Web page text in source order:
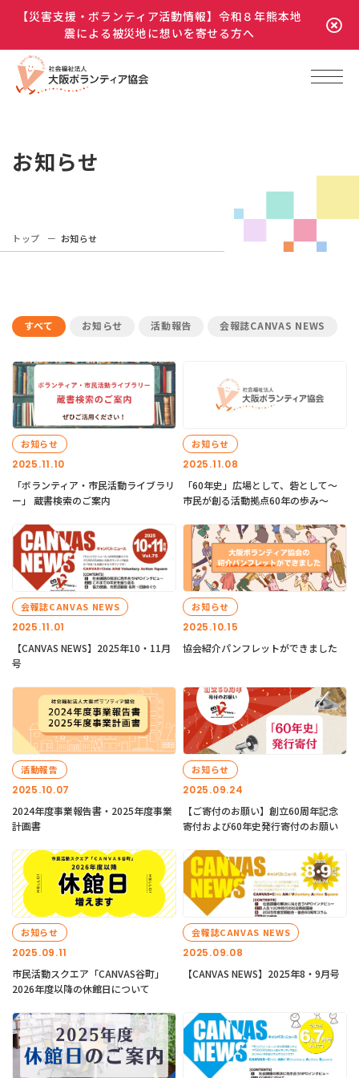
【災害支援・ボランティア活動情報】令和８年熊本地
震による被災地に想いを寄せる方へ
お知らせ
トップ お知らせ
すべて お知らせ 活動報告 会報誌CANVAS NEWS
2025.11.10
お知らせ
「ボランティア・市民活動ライブラリ
ー」 蔵書検索のご案内
2025.11.08
お知らせ
「60年史」広場として、砦として～
市民が創る活動拠点60年の歩み～
2025.11.01
会報誌CANVAS NEWS
【CANVAS NEWS】2025年10・11月
号
2025.10.15
お知らせ
協会紹介パンフレットができました
2025.10.07
活動報告
2024年度事業報告書・2025年度事業
計画書
2025.09.24
お知らせ
【ご寄付のお願い】創立60周年記念
寄付および60年史発行寄付のお願い
2025.09.11
お知らせ
市民活動スクエア「CANVAS谷町」
2026年度以降の休館日について
2025.09.08
会報誌CANVAS NEWS
【CANVAS NEWS】2025年8・9月号